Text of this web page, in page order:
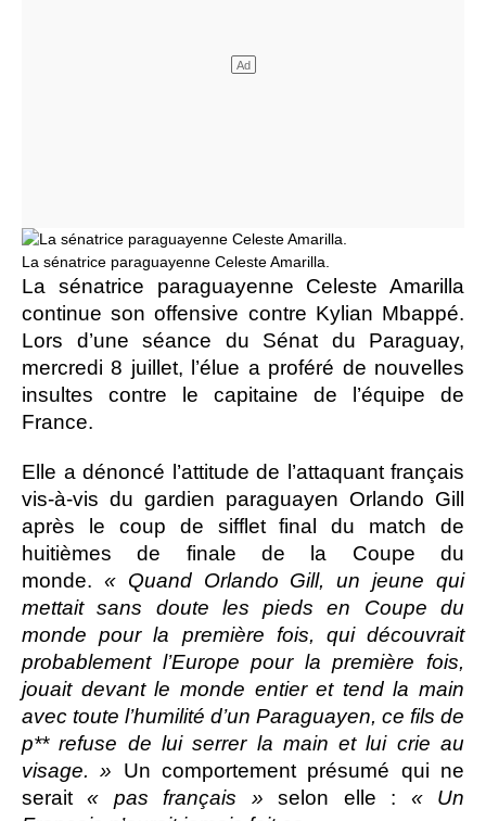
La sénatrice paraguayenne Celeste Amarilla.
La sénatrice paraguayenne Celeste Amarilla
continue son offensive contre Kylian Mbappé.
Lors d’une séance du Sénat du Paraguay,
mercredi 8 juillet, l’élue a proféré de nouvelles
insultes contre le capitaine de l’équipe de
France.
Elle a dénoncé l’attitude de l’attaquant français
vis-à-vis du gardien paraguayen Orlando Gill
après le coup de sifflet final du match de
huitièmes de finale de la Coupe du
monde. « Quand Orlando Gill, un jeune qui
mettait sans doute les pieds en Coupe du
monde pour la première fois, qui découvrait
probablement l’Europe pour la première fois,
jouait devant le monde entier et tend la main
avec toute l’humilité d’un Paraguayen, ce fils de
p** refuse de lui serrer la main et lui crie au
visage. » Un comportement présumé qui ne
serait « pas français » selon elle : « Un